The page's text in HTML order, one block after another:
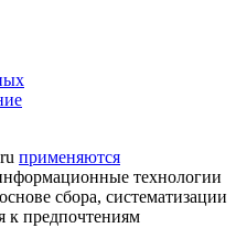
применяются
технологии
сбора, систематизации
к предпочтениям